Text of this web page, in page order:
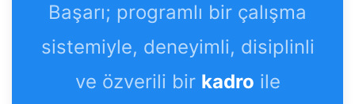
Başarı; programlı bir çalışma
sistemiyle, deneyimli, disiplinli
ve özverili bir kadro ile